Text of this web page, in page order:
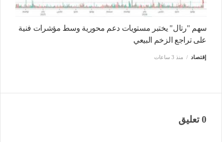
سهم "رتال" يختبر مستويات دعم محورية وسط مؤشرات فنية
على تراجع الزخم البيعي
إقتصاد منذ 3 ساعات
0 تعليق